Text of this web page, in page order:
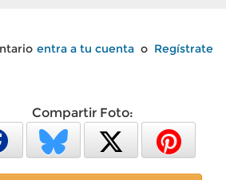
entra a tu cuenta o Regístrate
Compartir Foto: